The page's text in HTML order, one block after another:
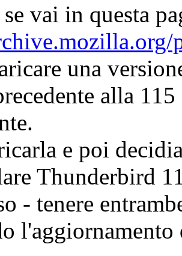
vai in questa
una
alla 115
e poi
Thunderbird
- tenere
l'aggiornamento